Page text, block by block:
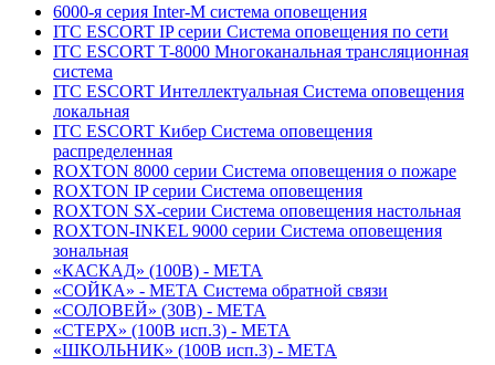
6000-я серия Inter-M система оповещения
ITC ESCORT IP серии Система оповещения по сети
ITC ESCORT T-8000 Многоканальная трансляционная
система
ITC ESCORT Интеллектуальная Система оповещения
локальная
ITC ESCORT Кибер Система оповещения
распределенная
ROXTON 8000 серии Система оповещения о пожаре
ROXTON IP серии Система оповещения
ROXTON SX-серии Система оповещения настольная
ROXTON-INKEL 9000 серии Система оповещения
зональная
«КАСКАД» (100В) - МЕТА
«СОЙКА» - МЕТА Система обратной связи
«СОЛОВЕЙ» (30В) - МЕТА
«СТЕРХ» (100В исп.3) - МЕТА
«ШКОЛЬНИК» (100В исп.3) - МЕТА